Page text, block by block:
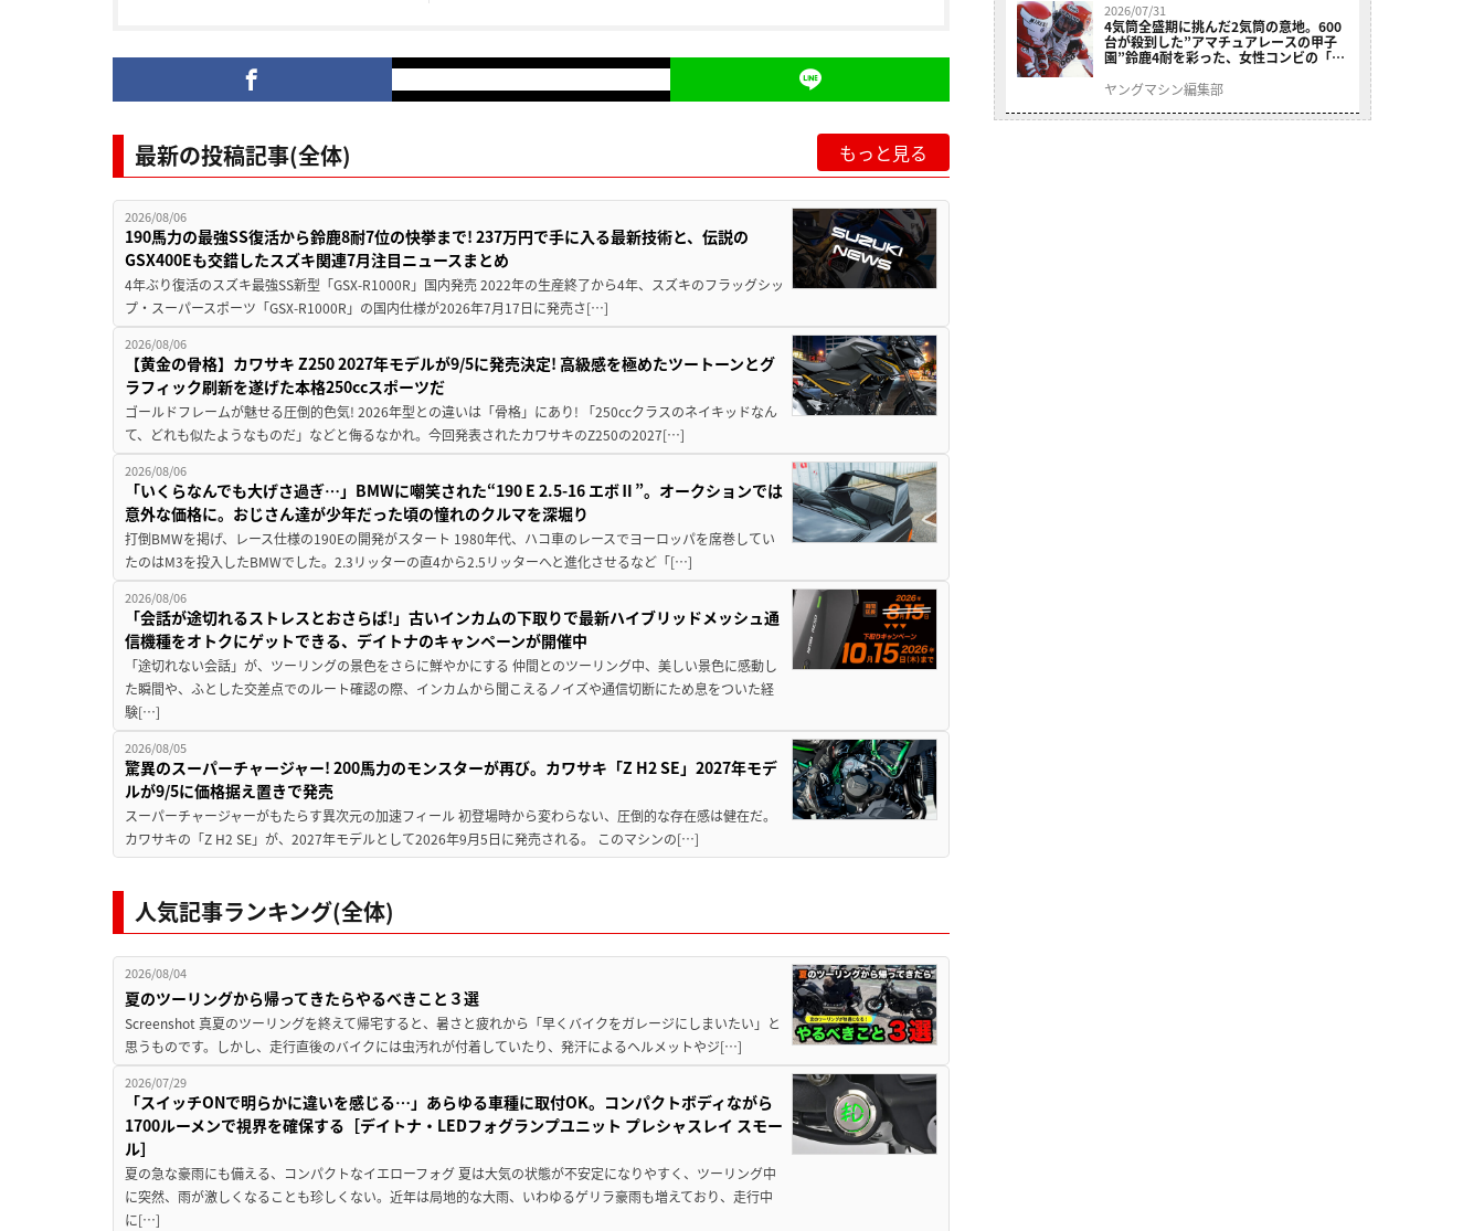
最新の投稿記事(全体) もっと見る
2026/08/06
190馬力の最強SS復活から鈴鹿8耐7位の快挙まで! 237万円で手に入る最新技術と、伝説の
GSX400Eも交錯したスズキ関連7月注目ニュースまとめ
4年ぶり復活のスズキ最強SS新型「GSX-R1000R」国内発売 2022年の生産終了から4年、スズキのフラッグシッ
プ・スーパースポーツ「GSX-R1000R」の国内仕様が2026年7月17日に発売さ[…]
2026/08/06
【黄金の骨格】カワサキ Z250 2027年モデルが9/5に発売決定! 高級感を極めたツートーンとグ
ラフィック刷新を遂げた本格250ccスポーツだ
ゴールドフレームが魅せる圧倒的色気! 2026年型との違いは「骨格」にあり! 「250ccクラスのネイキッドなん
て、どれも似たようなものだ」などと侮るなかれ。今回発表されたカワサキのZ250の2027[…]
2026/08/06
「いくらなんでも大げさ過ぎ…」BMWに嘲笑された“190 E 2.5-16 エボⅡ”。オークションでは
意外な価格に。おじさん達が少年だった頃の憧れのクルマを深堀り
打倒BMWを掲げ、レース仕様の190Eの開発がスタート 1980年代、ハコ車のレースでヨーロッパを席巻してい
たのはM3を投入したBMWでした。2.3リッターの直4から2.5リッターへと進化させるなど「[…]
2026/08/06
「会話が途切れるストレスとおさらば!」古いインカムの下取りで最新ハイブリッドメッシュ通
信機種をオトクにゲットできる、デイトナのキャンペーンが開催中
「途切れない会話」が、ツーリングの景色をさらに鮮やかにする 仲間とのツーリング中、美しい景色に感動し
た瞬間や、ふとした交差点でのルート確認の際、インカムから聞こえるノイズや通信切断にため息をついた経
験[…]
2026/08/05
驚異のスーパーチャージャー! 200馬力のモンスターが再び。カワサキ「Z H2 SE」2027年モデ
ルが9/5に価格据え置きで発売
スーパーチャージャーがもたらす異次元の加速フィール 初登場時から変わらない、圧倒的な存在感は健在だ。
カワサキの「Z H2 SE」が、2027年モデルとして2026年9月5日に発売される。 このマシンの[…]
人気記事ランキング(全体)
2026/08/04
夏のツーリングから帰ってきたらやるべきこと３選
Screenshot 真夏のツーリングを終えて帰宅すると、暑さと疲れから「早くバイクをガレージにしまいたい」と
思うものです。しかし、走行直後のバイクには虫汚れが付着していたり、発汗によるヘルメットやジ[…]
2026/07/29
「スイッチONで明らかに違いを感じる…」あらゆる車種に取付OK。コンパクトボディながら
1700ルーメンで視界を確保する［デイトナ・LEDフォグランプユニット プレシャスレイ スモー
ル］
夏の急な豪雨にも備える、コンパクトなイエローフォグ 夏は大気の状態が不安定になりやすく、ツーリング中
に突然、雨が激しくなることも珍しくない。近年は局地的な大雨、いわゆるゲリラ豪雨も増えており、走行中
に[…]
2026/07/31
4気筒全盛期に挑んだ2気筒の意地。600
台が殺到した”アマチュアレースの甲子
園”鈴鹿4耐を彩った、女性コンビの「ス
ヤングマシン編集部